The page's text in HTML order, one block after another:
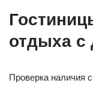
отдыха с
Проверка наличия